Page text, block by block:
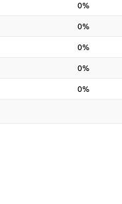
0%
0%
0%
0%
0%